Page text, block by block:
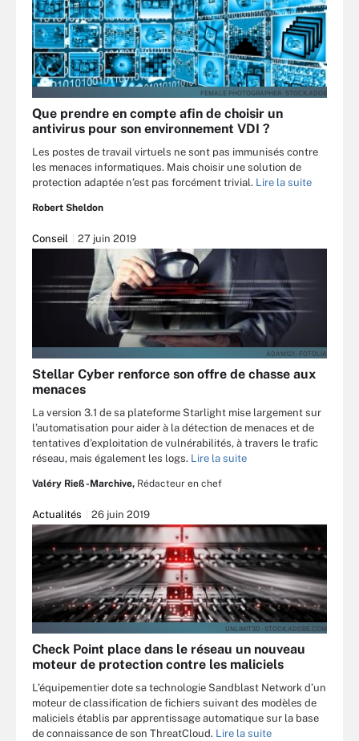
FEMALE PHOTOGRAPHER - STOCK.ADOB
Que prendre en compte afin de choisir un
antivirus pour son environnement VDI ?
Les postes de travail virtuels ne sont pas immunisés contre
les menaces informatiques. Mais choisir une solution de
protection adaptée n’est pas forcément trivial. Lire la suite
Robert Sheldon
Conseil 27 juin 2019
ADAM121 - FOTOLIA
Stellar Cyber renforce son offre de chasse aux
menaces
La version 3.1 de sa plateforme Starlight mise largement sur
l’automatisation pour aider à la détection de menaces et de
tentatives d’exploitation de vulnérabilités, à travers le trafic
réseau, mais également les logs. Lire la suite
Valéry Rieß-Marchive, Rédacteur en chef
Actualités 26 juin 2019
UNLIMIT3D - STOCK.ADOBE.COM
Check Point place dans le réseau un nouveau
moteur de protection contre les maliciels
L’équipementier dote sa technologie Sandblast Network d’un
moteur de classification de fichiers suivant des modèles de
maliciels établis par apprentissage automatique sur la base
de connaissance de son ThreatCloud. Lire la suite